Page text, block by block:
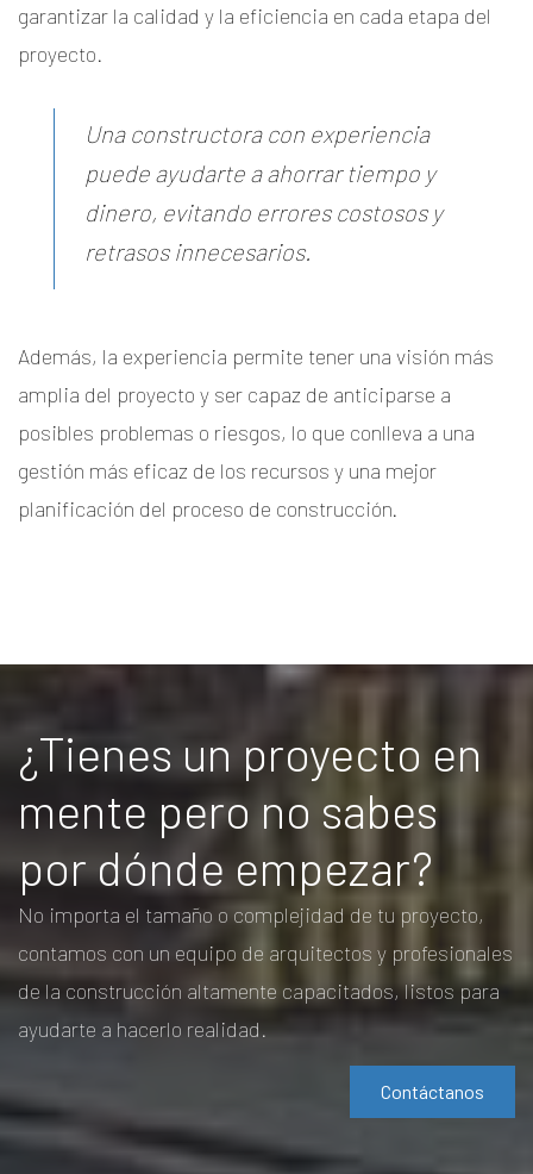
garantizar la calidad y la eficiencia en cada etapa del
proyecto.
Una constructora con experiencia
puede ayudarte a ahorrar tiempo y
dinero, evitando errores costosos y
retrasos innecesarios.
Además, la experiencia permite tener una visión más
amplia del proyecto y ser capaz de anticiparse a
posibles problemas o riesgos, lo que conlleva a una
gestión más eficaz de los recursos y una mejor
planificación del proceso de construcción.
¿Tienes un proyecto en
mente pero no sabes
por dónde empezar?
No importa el tamaño o complejidad de tu proyecto,
contamos con un equipo de arquitectos y profesionales
de la construcción altamente capacitados, listos para
ayudarte a hacerlo realidad.
Contáctanos